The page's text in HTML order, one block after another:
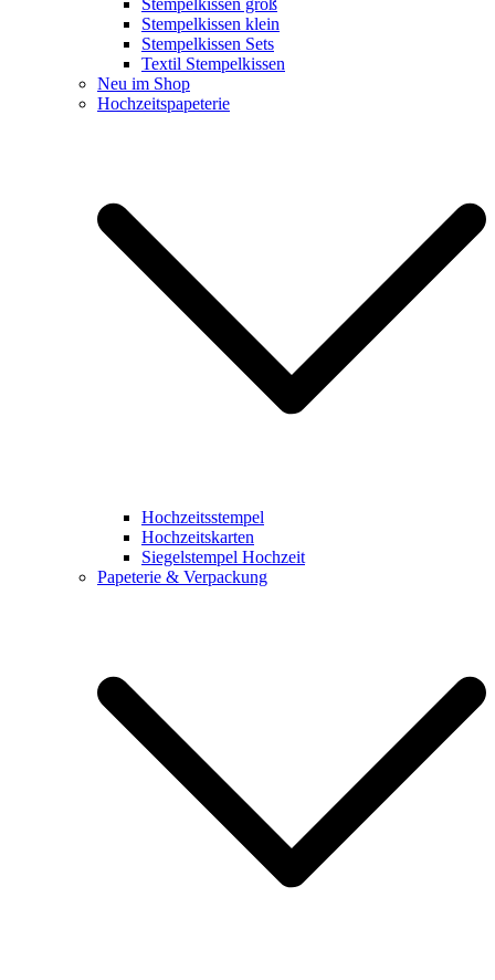
Stempelkissen groß
Stempelkissen klein
Stempelkissen Sets
Textil Stempelkissen
Neu im Shop
Hochzeitspapeterie
Hochzeitsstempel
Hochzeitskarten
Siegelstempel Hochzeit
Papeterie & Verpackung